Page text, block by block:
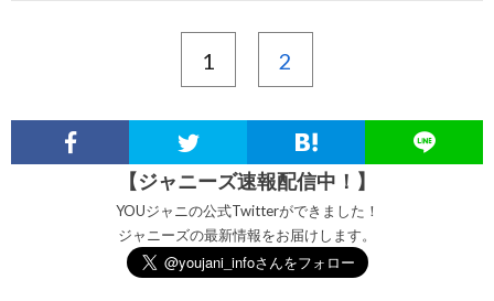
1 2
【ジャニーズ速報配信中！】
YOUジャニの公式Twitterができました！
ジャニーズの最新情報をお届けします。